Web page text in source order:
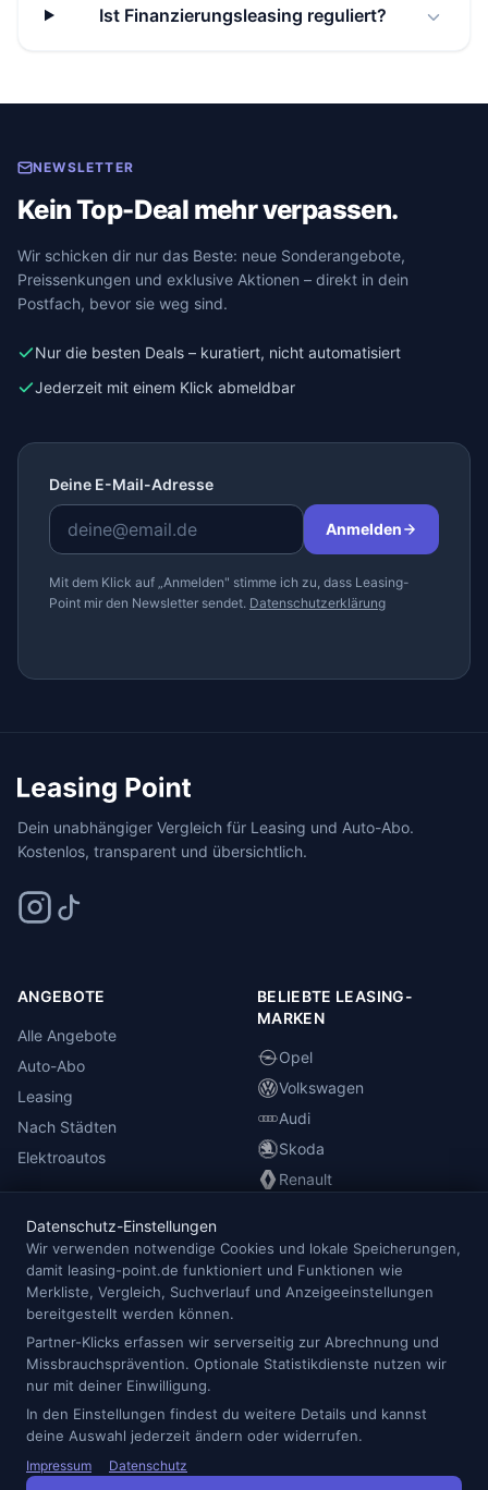
Ist Finanzierungsleasing reguliert?
NEWSLETTER
Kein Top-Deal mehr verpassen.
Wir schicken dir nur das Beste: neue Sonderangebote,
Preissenkungen und exklusive Aktionen – direkt in dein
Postfach, bevor sie weg sind.
Nur die besten Deals – kuratiert, nicht automatisiert
Jederzeit mit einem Klick abmeldbar
Deine E-Mail-Adresse
Anmelden
Mit dem Klick auf „Anmelden" stimme ich zu, dass Leasing-
Point mir den Newsletter sendet. Datenschutzerklärung
Dein unabhängiger Vergleich für Leasing und Auto-Abo.
Kostenlos, transparent und übersichtlich.
ANGEBOTE
Alle Angebote
Auto-Abo
Leasing
Nach Städten
Elektroautos
BELIEBTE LEASING-
MARKEN
Opel
Volkswagen
Audi
Skoda
Renault
INFORMATIONEN
Anbieterübersicht
Blog
Redaktion
Impressum
Datenschutz
Cookie-Einstellungen
Datenschutz-Einstellungen
Wir verwenden notwendige Cookies und lokale Speicherungen,
damit leasing-point.de funktioniert und Funktionen wie
Merkliste, Vergleich, Suchverlauf und Anzeigeeinstellungen
bereitgestellt werden können.
Partner-Klicks erfassen wir serverseitig zur Abrechnung und
Missbrauchsprävention. Optionale Statistikdienste nutzen wir
nur mit deiner Einwilligung.
In den Einstellungen findest du weitere Details und kannst
deine Auswahl jederzeit ändern oder widerrufen.
Impressum Datenschutz